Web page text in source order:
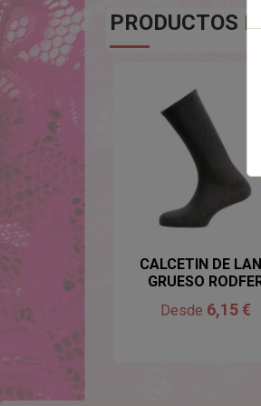
PRODUCTOS
CALCETIN DE
GRUESO
Desde 6,15 €